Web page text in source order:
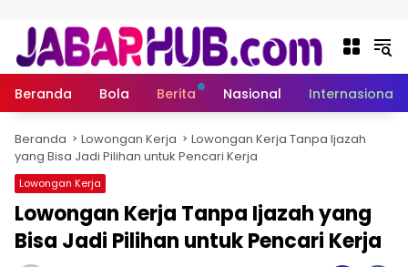
Beranda Bola Berita Nasional Internasional
Beranda Lowongan Kerja
Lowongan Kerja Tanpa Ijazah
yang Bisa Jadi Pilihan untuk Pencari Kerja
Lowongan Kerja
Lowongan Kerja Tanpa Ijazah yang
Bisa Jadi Pilihan untuk Pencari Kerja